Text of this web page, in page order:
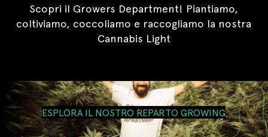
Scopri il Growers Department! Piantiamo,
coltiviamo, coccoliamo e raccogliamo la nostra
Cannabis Light
ESPLORA IL NOSTRO REPARTO GROWING